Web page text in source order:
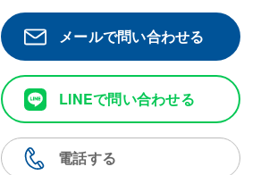
メールで問い合わせる
LINEで問い合わせる
電話する